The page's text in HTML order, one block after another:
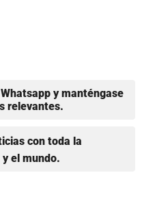
y manténgase
relevantes.
con toda la
el mundo.